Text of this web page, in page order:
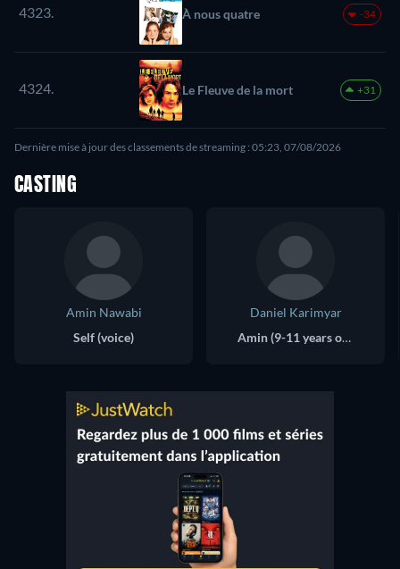
4323. À nous quatre -34
4324. Le Fleuve de la mort +31
Dernière mise à jour des classements de streaming : 05:23, 07/08/2026
CASTING
Amin Nawabi
Self (voice)
Daniel Karimyar
Amin (9-11 years old) (voice)